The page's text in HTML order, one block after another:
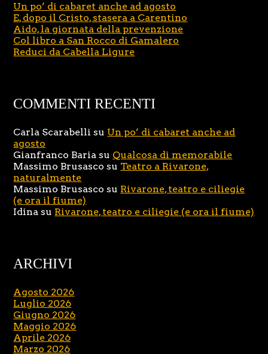
Un po’ di cabaret anche ad agosto
E, dopo il Cristo, stasera a Carentino
Aido, la giornata della prevenzione
Col libro a San Rocco di Gamalero
Reduci da Cabella Ligure
COMMENTI RECENTI
Carla Scarabelli su Un po’ di cabaret anche ad
agosto
Gianfranco Baria su Qualcosa di memorabile
Massimo Brusasco su Teatro a Rivarone,
naturalmente
Massimo Brusasco su Rivarone, teatro e ciliegie
(e ora il fiume)
Idina su Rivarone, teatro e ciliegie (e ora il fiume)
ARCHIVI
Agosto 2026
Luglio 2026
Giugno 2026
Maggio 2026
Aprile 2026
Marzo 2026